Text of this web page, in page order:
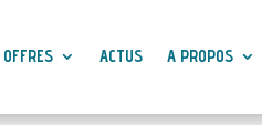
ACTUS A PROPOS